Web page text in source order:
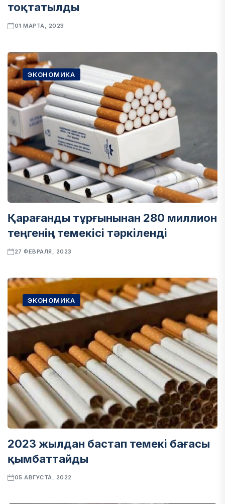
тоқтатылды
01 МАРТА, 2023
ЭКОНОМИКА
Қарағанды тұрғынынан 280 миллион
теңгенің темекісі тәркіленді
27 ФЕВРАЛЯ, 2023
ЭКОНОМИКА
2023 жылдан бастап темекі бағасы
қымбаттайды
05 АВГУСТА, 2022